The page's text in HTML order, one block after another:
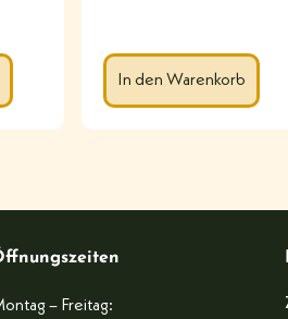
In den Warenkorb
– Freitag: